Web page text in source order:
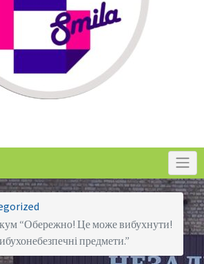
“Обережно! Це може вибухнути!
предмети.”